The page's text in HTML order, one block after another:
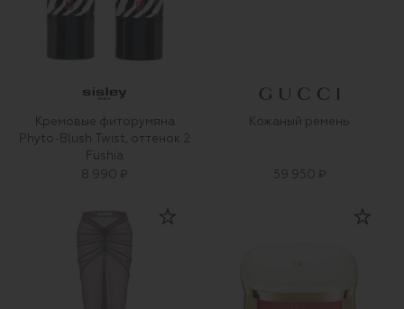
Кремовые фиторумяна
Phyto-Blush Twist, оттенок 2
Fushia
8 990 ₽
Кожаный ремень
59 950 ₽